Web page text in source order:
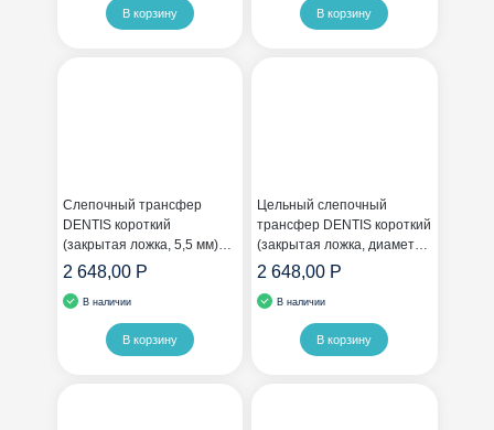
В корзину В корзину
Слепочный трансфер
DENTIS короткий
(закрытая ложка, 5,5 мм)
без шестигранника
2 648,00 Р
В наличии
В корзину
Цельный слепочный
трансфер DENTIS короткий
(закрытая ложка, диаметр
6,5 мм)
2 648,00 Р
В наличии
В корзину